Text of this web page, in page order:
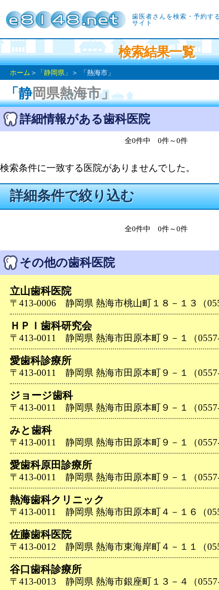
歯医者さんを検索・予約す
サイト
検索結果一覧
ホーム ＞ 「静岡県」 ＞ 「熱海市」
「静岡県熱海市」
詳細情報がある歯科医院
全0件中 0件～0件
検索条件に一致する医院がありませんでした。
詳細条件で絞り込む
全0件中 0件～0件
その他の歯科医院
立山歯科医院
〒413-0006 静岡県 熱海市桃山町１８－１３（
ＨＰＩ歯科研究会
〒413-0011 静岡県 熱海市田原本町９－１（
愛歯科診療所
〒413-0011 静岡県 熱海市田原本町９－１（
ジョージ歯科
〒413-0011 静岡県 熱海市田原本町９－１（
みと歯科
〒413-0011 静岡県 熱海市田原本町９－１（
愛歯科原田診療所
〒413-0011 静岡県 熱海市田原本町９－１（
熱海歯科クリニック
〒413-0011 静岡県 熱海市田原本町４－１６（
佐藤歯科医院
〒413-0012 静岡県 熱海市東海岸町４－１１（
谷口歯科診療所
〒413-0013 静岡県 熱海市銀座町１３－４（